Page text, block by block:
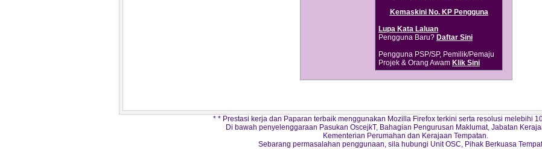
Kemaskini No. KP Pengguna
Lupa Kata Laluan
Pengguna Baru? Daftar Sini
Pengguna PSP/SP, Pemilik/Pemaju
Projek & Orang Awam Klik Sini
* * Prestasi kerja dan Paparan terbaik menggunakan Mozilla Firefox terkini serta resolusi melebihi
Di bawah penyelenggaraan Pasukan OscejkT, Bahagian Pengurusan Maklumat, Jabatan
Kementerian Perumahan dan Kerajaan Tempatan.
Sebarang permasalahan penggunaan, sila hubungi Unit OSC, Pihak Berkuasa